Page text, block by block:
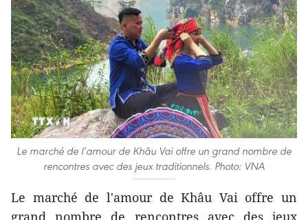
Le marché de l’amour de Khâu Vai offre un grand nombre de
rencontres avec des jeux traditionnels. Photo: VNA
Le marché de l'amour de Khâu Vai offre un